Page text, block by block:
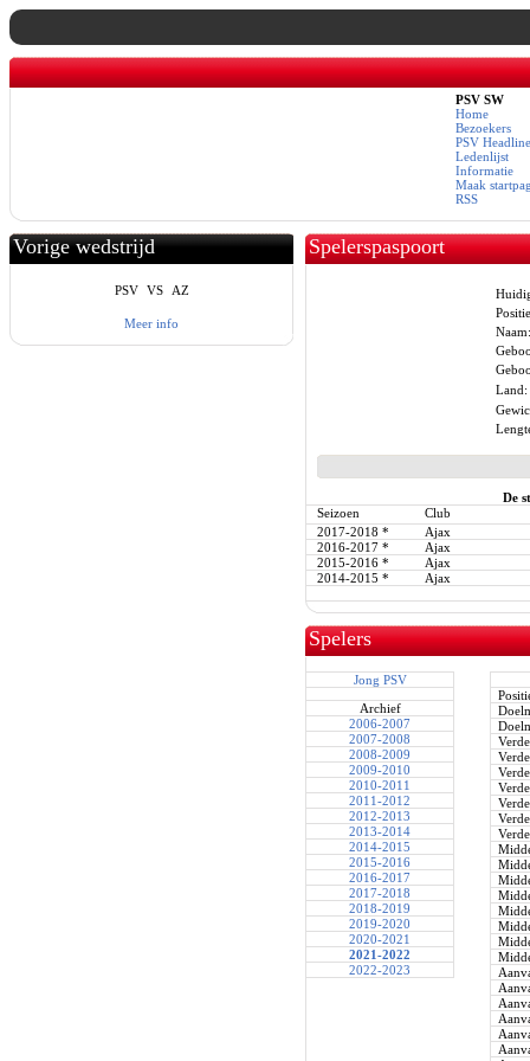
PSV SW
Home
Bezoekers
PSV
Ledenlijst
Informatie
Maak
RSS
Vorige wedstrijd
PSV VS AZ
Meer info
Spelerspaspoort
Naam:
Land:
De
Seizoen
Club
2017-2018 *
Ajax
2016-2017 *
Ajax
2015-2016 *
Ajax
2014-2015 * Ajax
Spelers
Jong PSV
Archief
2006-2007
2007-2008
2008-2009
2009-2010
2010-2011
2011-2012
2012-2013
2013-2014
2014-2015
2015-2016
2016-2017
2017-2018
2018-2019
2019-2020
2020-2021
2021-2022
2022-2023